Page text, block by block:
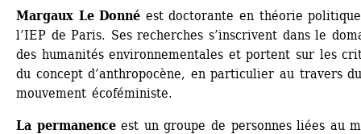
Margaux Le Donné est doctorante en théorie
l’IEP de Paris. Ses recherches s’inscrivent dans le
des humanités environnementales et portent sur les
du concept d’anthropocène, en particulier au travers
mouvement écoféministe.
La permanenceest un groupe de personnes liées au